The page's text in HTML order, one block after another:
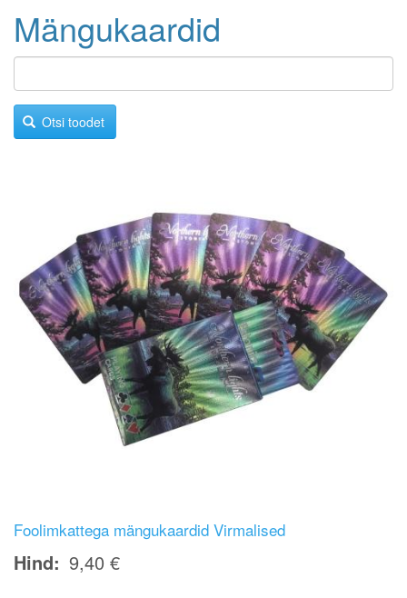
Mängukaardid
Otsi toodet
Foolimkattega mängukaardid Virmalised
Hind 9,40 €